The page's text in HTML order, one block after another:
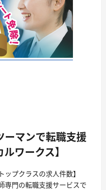
ーマンで転職支援
ワークス】
ップクラスの求人件数】
専門の転職支援サービスで